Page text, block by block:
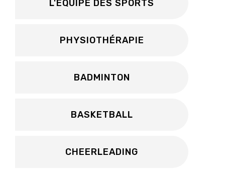
L'ÉQUIPE DES SPORTS
PHYSIOTHÉRAPIE
BADMINTON
BASKETBALL
CHEERLEADING